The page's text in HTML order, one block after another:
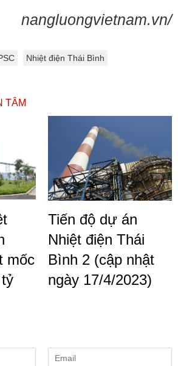
nangluongvietnam.vn/
Nhiệt điện Thái Bình
TÂM
mốc
Tiến độ dự án
Nhiệt điện Thái
Bình 2 (cập nhật
ngày 17/4/2023)